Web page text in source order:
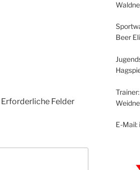
Erforderliche Felder
Beer
Trainer:
E-Mail: